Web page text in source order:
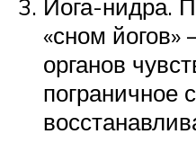
Йога-нидра.
«сном йогов»
органов
пограничное